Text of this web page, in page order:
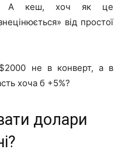
А кеш, хоч як це
від простої
не в конверт, а в
хоча б +5%?
долари